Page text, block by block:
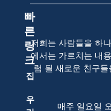
빠
른
링
크
집
우
저희는 사람들을 하
에서는 가르치는 내
럼 될 새로운 친구
매주 일요일